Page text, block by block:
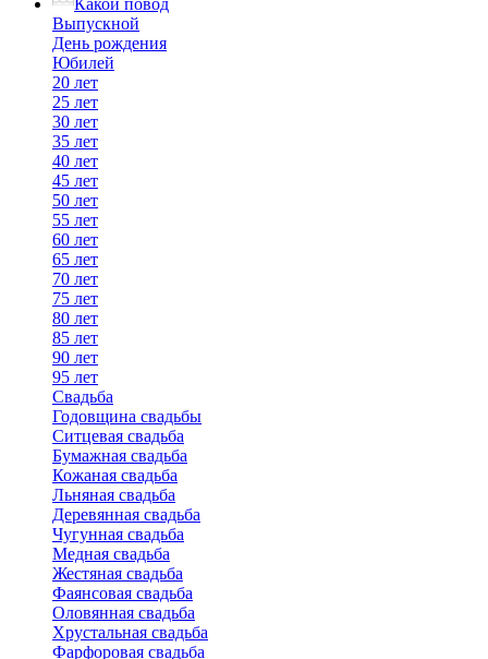
Какой повод
Выпускной
День рождения
Юбилей
20 лет
25 лет
30 лет
35 лет
40 лет
45 лет
50 лет
55 лет
60 лет
65 лет
70 лет
75 лет
80 лет
85 лет
90 лет
95 лет
Свадьба
Годовщина свадьбы
Ситцевая свадьба
Бумажная свадьба
Кожаная свадьба
Льняная свадьба
Деревянная свадьба
Чугунная свадьба
Медная свадьба
Жестяная свадьба
Фаянсовая свадьба
Оловянная свадьба
Хрустальная свадьба
Фарфоровая свадьба